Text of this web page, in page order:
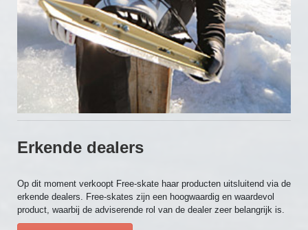
Erkende dealers
Op dit moment verkoopt Free-skate haar producten uitsluitend via de
erkende dealers. Free-skates zijn een hoogwaardig en waardevol
product, waarbij de adviserende rol van de dealer zeer belangrijk is.